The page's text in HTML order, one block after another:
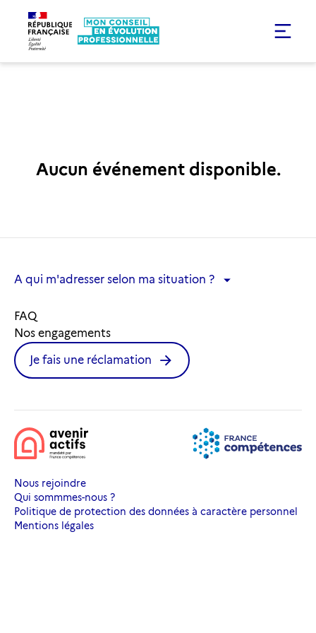
Aucun événement disponible.
A qui m'adresser selon ma situation ?
FAQ
Nos engagements
Je fais une réclamation
Nous rejoindre
Qui sommmes-nous ?
Politique de protection des données à caractère personnel
Mentions légales